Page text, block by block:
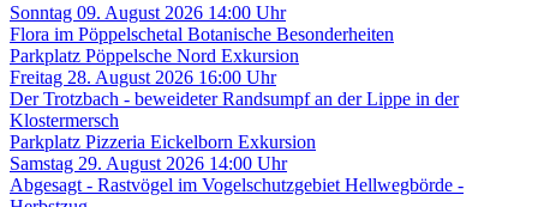
Sonntag 09. August 2026 14:00 Uhr
Flora im Pöppelschetal Botanische Besonderheiten
Parkplatz Pöppelsche Nord Exkursion
Freitag 28. August 2026 16:00 Uhr
Der Trotzbach - beweideter Randsumpf an der Lippe in der
Klostermersch
Parkplatz Pizzeria Eickelborn Exkursion
Samstag 29. August 2026 14:00 Uhr
Abgesagt - Rastvögel im Vogelschutzgebiet Hellwegbörde -